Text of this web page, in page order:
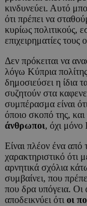
κινδυνεύει. Αυτό
ότι πρέπει να
κυρίως πολιτικούς,
επιχειρηματίες
Δεν πρόκειται να
λόγω Κύπρια
δημοσιεύσει η ίδια
συζητούν στα
συμπέρασμα είναι
όποιο σκοπό της, και
άνθρωποι, όχι μόνο
Είναι πλέον ένα από
χαρακτηριστικό ότι
αρνητικά σχόλια
συμβαίνει, που
που δρα υπόγεια. Οι
αποδεικνύει ότι οι